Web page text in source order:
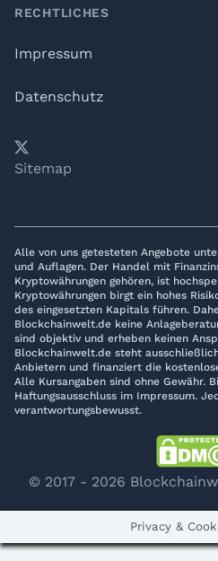
RECHTLICHES
Impressum
Datenschutz
YouTube
𝕏LinkedIn
Telegram
Sitemap
Alle von uns getesteten Angebote
und Auflagen. Der Handel mit
Kryptowährungen gehören, ist
Kryptowährungen birgt ein hohes
des eingesetzten Kapitals führen.
Blockchainwelt.de keine
sind objektiv und erheben keinen
Blockchainwelt.de steht
Anbietern und finanziert die
Alle Kursangaben sind ohne Gewähr.
Haftungsausschluss im Impressum.
verantwortungsbewusst.
© 2017 - 2026
Privacy &